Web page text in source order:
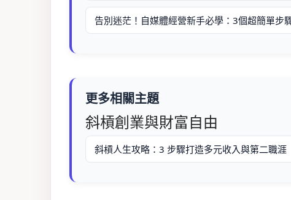
告別迷茫！自媒體經營新手必學：3個超簡單步
更多相關主題
斜槓創業與財富自由
斜槓人生攻略：3 步驟打造多元收入與第二職涯